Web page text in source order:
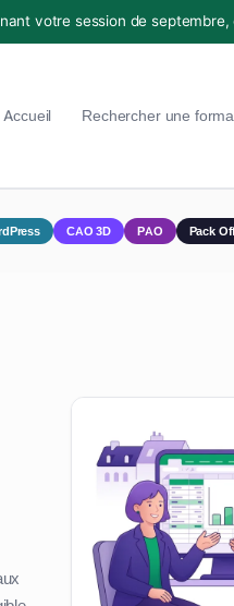
votre session de
Accueil Rechercher une
CAO 3D PAO Pack